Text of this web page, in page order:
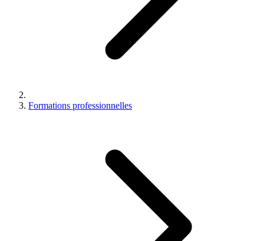
Formations professionnelles